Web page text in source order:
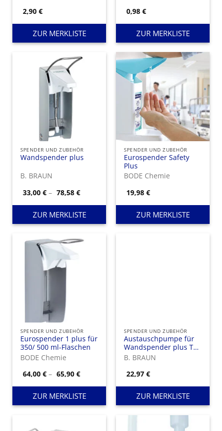
2,90€
ZUR MERKLISTE
0,98€
ZUR MERKLISTE
SPENDER UND ZUBEHÖR
Wandspender plus
B. BRAUN
33,00€ – 78,58€Preisspanne:
33,00 €
bis
78,58 €
ZUR MERKLISTE
SPENDER UND ZUBEHÖR
Eurospender Safety
Plus
BODE Chemie
19,98€
ZUR MERKLISTE
SPENDER UND ZUBEHÖR
Eurospender 1 plus für
350/ 500 ml-Flaschen
BODE Chemie
64,00€ – 65,90€Preisspanne:
64,00 €
bis
65,90 €
ZUR MERKLISTE
SPENDER UND ZUBEHÖR
Austauschpumpe für
Wandspender plus TLS
od. T, Edelstahl,
ml
B. BRAUN
22,97€
ZUR MERKLISTE